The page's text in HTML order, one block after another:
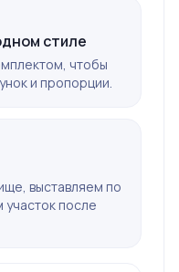
стиле
чтобы
и пропорции.
выставляем по
участок после